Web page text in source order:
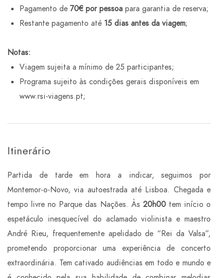
Pagamento de 70€ por pessoa para garantia de reserva;
Restante pagamento até 15 dias antes da viagem;
Notas:
Viagem sujeita a mínimo de 25 participantes;
Programa sujeito às condições gerais disponíveis em
www.rsi-viagens.pt;
Itinerário
Partida de tarde em hora a indicar, seguimos por
Montemor-o-Novo, via autoestrada até Lisboa. Chegada e
tempo livre no Parque das Nações. Às 20h00 tem início o
espetáculo inesquecível do aclamado violinista e maestro
André Rieu, frequentemente apelidado de “Rei da Valsa”,
prometendo proporcionar uma experiência de concerto
extraordinária. Tem cativado audiências em todo e mundo e